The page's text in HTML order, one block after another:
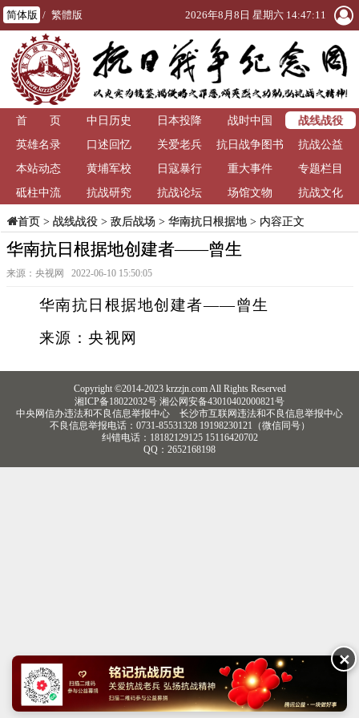
简体版 / 繁體版 2026年8月8日 星期六 14:47:11
首 页 中日历史 日本投降 战时中国
战线战役
英雄名录
口述回忆 关爱老兵
抗日战争图书
馆
抗战公益
本站动态
黄埔军校 日寇暴行 重大事件
专题栏目
砥柱中流
抗战研究 抗战论坛 场馆文物 抗战文化
首页> 战线战役> 敌后战场 > 华南抗日根据地> 内容正文
华南抗日根据地创建者——曾生
来源：央视网 2022-06-10 15:50:05
华南抗日根据地创建者——曾生
来源：央视网
Copyright ©2014-2023 krzzjn.com All Rights Reserved
湘ICP备18022032号 湘公网安备43010402000821号
中央网信办违法和不良信息举报中心
长沙市互联网违法和不良信息举报中心
不良信息举报电话：0731-85531328 19198230121（微信同号）
纠错电话：18182129125 15116420702
QQ：2652168198
✕